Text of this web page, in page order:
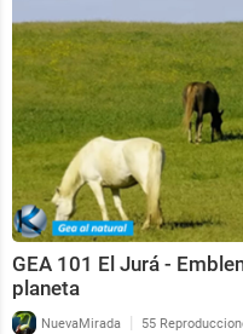
GEA 101 El Jurá -
planeta
NuevaMirada | 55